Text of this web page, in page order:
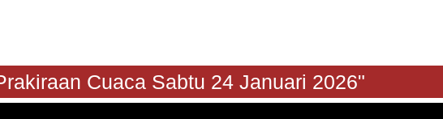
Cuaca Sabtu 24 Januari 2026"